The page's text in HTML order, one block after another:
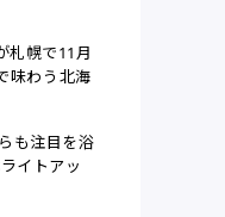
札幌で11月
味わう北海
も注目を浴
イトアッ